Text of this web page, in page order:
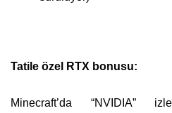
Tatile özel RTX bonusu:
Minecraft’da “NVIDIA”